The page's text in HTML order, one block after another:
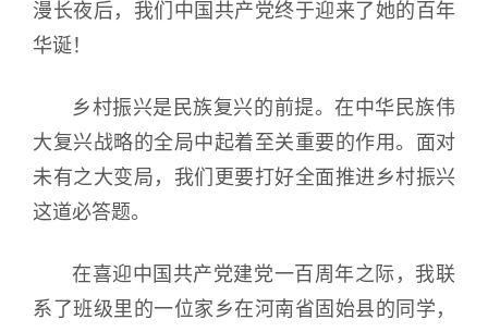
漫长夜后，我们中国共产党终于迎来了她的百年
华诞！
乡村振兴是民族复兴的前提。在中华民族伟
大复兴战略的全局中起着至关重要的作用。面对
未有之大变局，我们更要打好全面推进乡村振兴
这道必答题。
在喜迎中国共产党建党一百周年之际，我联
系了班级里的一位家乡在河南省固始县的同学，